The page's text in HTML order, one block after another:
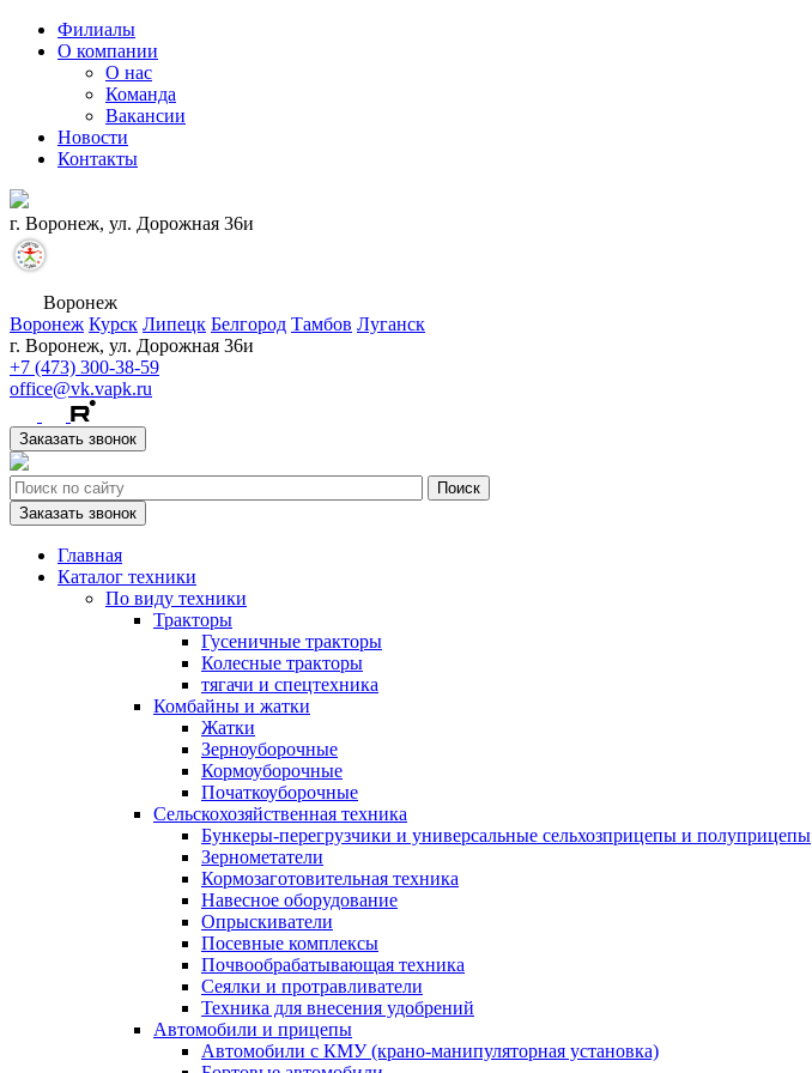
Филиалы
О компании
О нас
Команда
Вакансии
Новости
Контакты
г. Воронеж, ул. Дорожная 36и
Воронеж
Воронеж Курск Липецк Белгород Тамбов Луганск
г. Воронеж, ул. Дорожная 36и
+7 (473) 300-38-59
office@vk.vapk.ru
Заказать звонок
Заказать звонок
Главная
Каталог техники
По виду техники
Тракторы
Гусеничные тракторы
Колесные тракторы
тягачи и спецтехника
Комбайны и жатки
Жатки
Зерноуборочные
Кормоуборочные
Початкоуборочные
Сельскохозяйственная техника
Бункеры-перегрузчики и универсальные сельхозприцепы и полуприцепы
Зернометатели
Кормозаготовительная техника
Навесное оборудование
Опрыскиватели
Посевные комплексы
Почвообрабатывающая техника
Сеялки и протравливатели
Техника для внесения удобрений
Автомобили и прицепы
Автомобили с КМУ (крано-манипуляторная установка)